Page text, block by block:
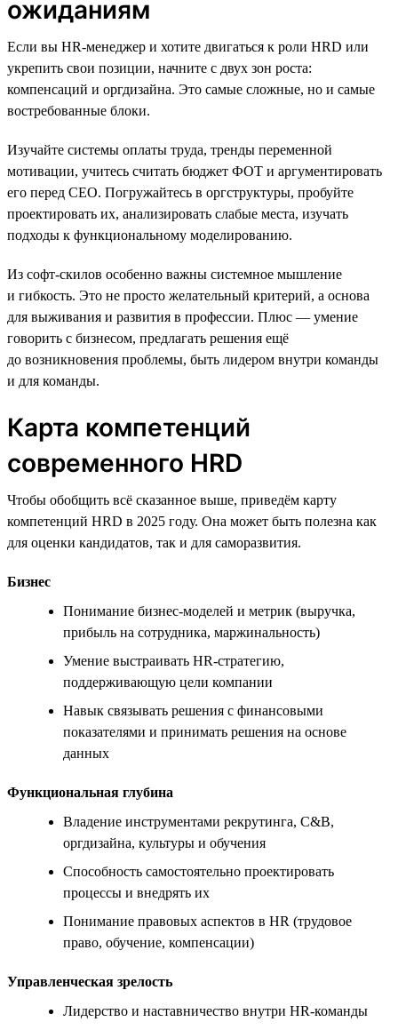
ожиданиям
Если вы HR-менеджер и хотите двигаться к роли HRD или
укрепить свои позиции, начните с двух зон роста:
компенсаций и оргдизайна. Это самые сложные, но и самые
востребованные блоки.
Изучайте системы оплаты труда, тренды переменной
мотивации, учитесь считать бюджет ФОТ и аргументировать
его перед СЕО. Погружайтесь в оргструктуры, пробуйте
проектировать их, анализировать слабые места, изучать
подходы к функциональному моделированию.
Из софт-скилов особенно важны системное мышление
и гибкость. Это не просто желательный критерий, а основа
для выживания и развития в профессии. Плюс — умение
говорить с бизнесом, предлагать решения ещё
до возникновения проблемы, быть лидером внутри команды
и для команды.
Карта компетенций
современного HRD
Чтобы обобщить всё сказанное выше, приведём карту
компетенций HRD в 2025 году. Она может быть полезна как
для оценки кандидатов, так и для саморазвития.
Бизнес
Понимание бизнес-моделей и метрик (выручка,
прибыль на сотрудника, маржинальность)
Умение выстраивать HR-стратегию,
поддерживающую цели компании
Навык связывать решения с финансовыми
показателями и принимать решения на основе
данных
Функциональная глубина
Владение инструментами рекрутинга, C&B,
оргдизайна, культуры и обучения
Способность самостоятельно проектировать
процессы и внедрять их
Понимание правовых аспектов в HR (трудовое
право, обучение, компенсации)
Управленческая зрелость
Лидерство и наставничество внутри HR-команды